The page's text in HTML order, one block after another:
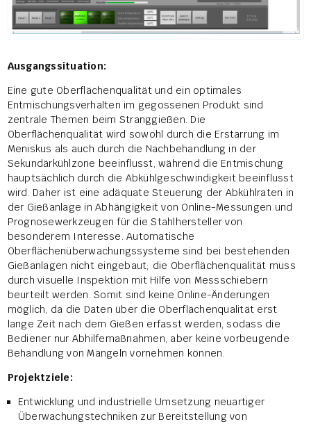
Ausgangssituation:
Eine gute Oberflächenqualität und ein optimales
Entmischungsverhalten im gegossenen Produkt sind
zentrale Themen beim Stranggießen. Die
Oberflächenqualität wird sowohl durch die Erstarrung im
Meniskus als auch durch die Nachbehandlung in der
Sekundärkühlzone beeinflusst, während die Entmischung
hauptsächlich durch die Abkühlgeschwindigkeit beeinflusst
wird. Daher ist eine adäquate Steuerung der Abkühlraten in
der Gießanlage in Abhängigkeit von Online-Messungen und
Prognosewerkzeugen für die Stahlhersteller von
besonderem Interesse. Automatische
Oberflächenüberwachungssysteme sind bei bestehenden
Gießanlagen nicht eingebaut; die Oberflächenqualität muss
durch visuelle Inspektion mit Hilfe von Messschiebern
beurteilt werden. Somit sind keine Online-Änderungen
möglich, da die Daten über die Oberflächenqualität erst
lange Zeit nach dem Gießen erfasst werden, sodass die
Bediener nur Abhilfemaßnahmen, aber keine vorbeugende
Behandlung von Mängeln vornehmen können.
Projektziele:
Entwicklung und industrielle Umsetzung neuartiger
Überwachungstechniken zur Bereitstellung von